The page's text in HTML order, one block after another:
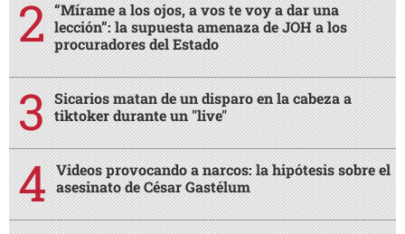
“Mírame a los ojos, a vos te voy a dar una
lección”: la supuesta amenaza de JOH a los
procuradores del Estado
Sicarios matan de un disparo en la cabeza a
tiktoker durante un "live"
Videos provocando a narcos: la hipótesis sobre el
asesinato de César Gastélum